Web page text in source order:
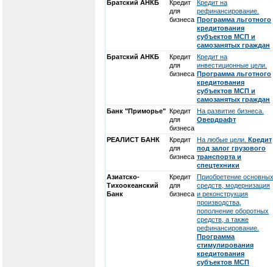
Братский АНКБ
Кредит
для
бизнеса
Кредит на
рефинансирование.
Программа льготного
кредитования
субъектов МСП и
самозанятых граждан
Братский АНКБ
Кредит
для
бизнеса
Кредит на
инвестиционные цели.
Программа льготного
кредитования
субъектов МСП и
самозанятых граждан
Банк "Приморье" Кредит
для
бизнеса
На развитие бизнеса.
Овердрафт
РЕАЛИСТ БАНК
Кредит
для
бизнеса
На любые цели. Кредит
под залог грузового
транспорта и
спецтехники
Азиатско-
Тихоокеанский
Банк
Кредит
для
бизнеса
Приобретение основных
средств, модернизация
и реконструкция
производства,
пополнение оборотных
средств, а также
рефинансирование.
Программа
стимулирования
кредитования
субъектов МСП